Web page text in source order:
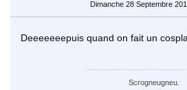
Dimanche 28 Septembre
Deeeeeeepuis quand on fait un
Scrogneugneu.